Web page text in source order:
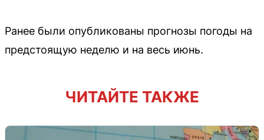
Ранее были опубликованы прогнозы погоды на
предстоящую неделю и на весь июнь.
ЧИТАЙТЕ ТАКЖЕ